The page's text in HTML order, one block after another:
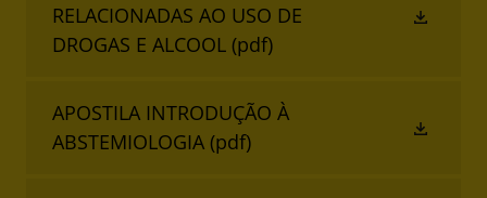
RELACIONADAS AO USO DE
DROGAS E ALCOOL (pdf)
APOSTILA INTRODUÇÃO À
ABSTEMIOLOGIA (pdf)